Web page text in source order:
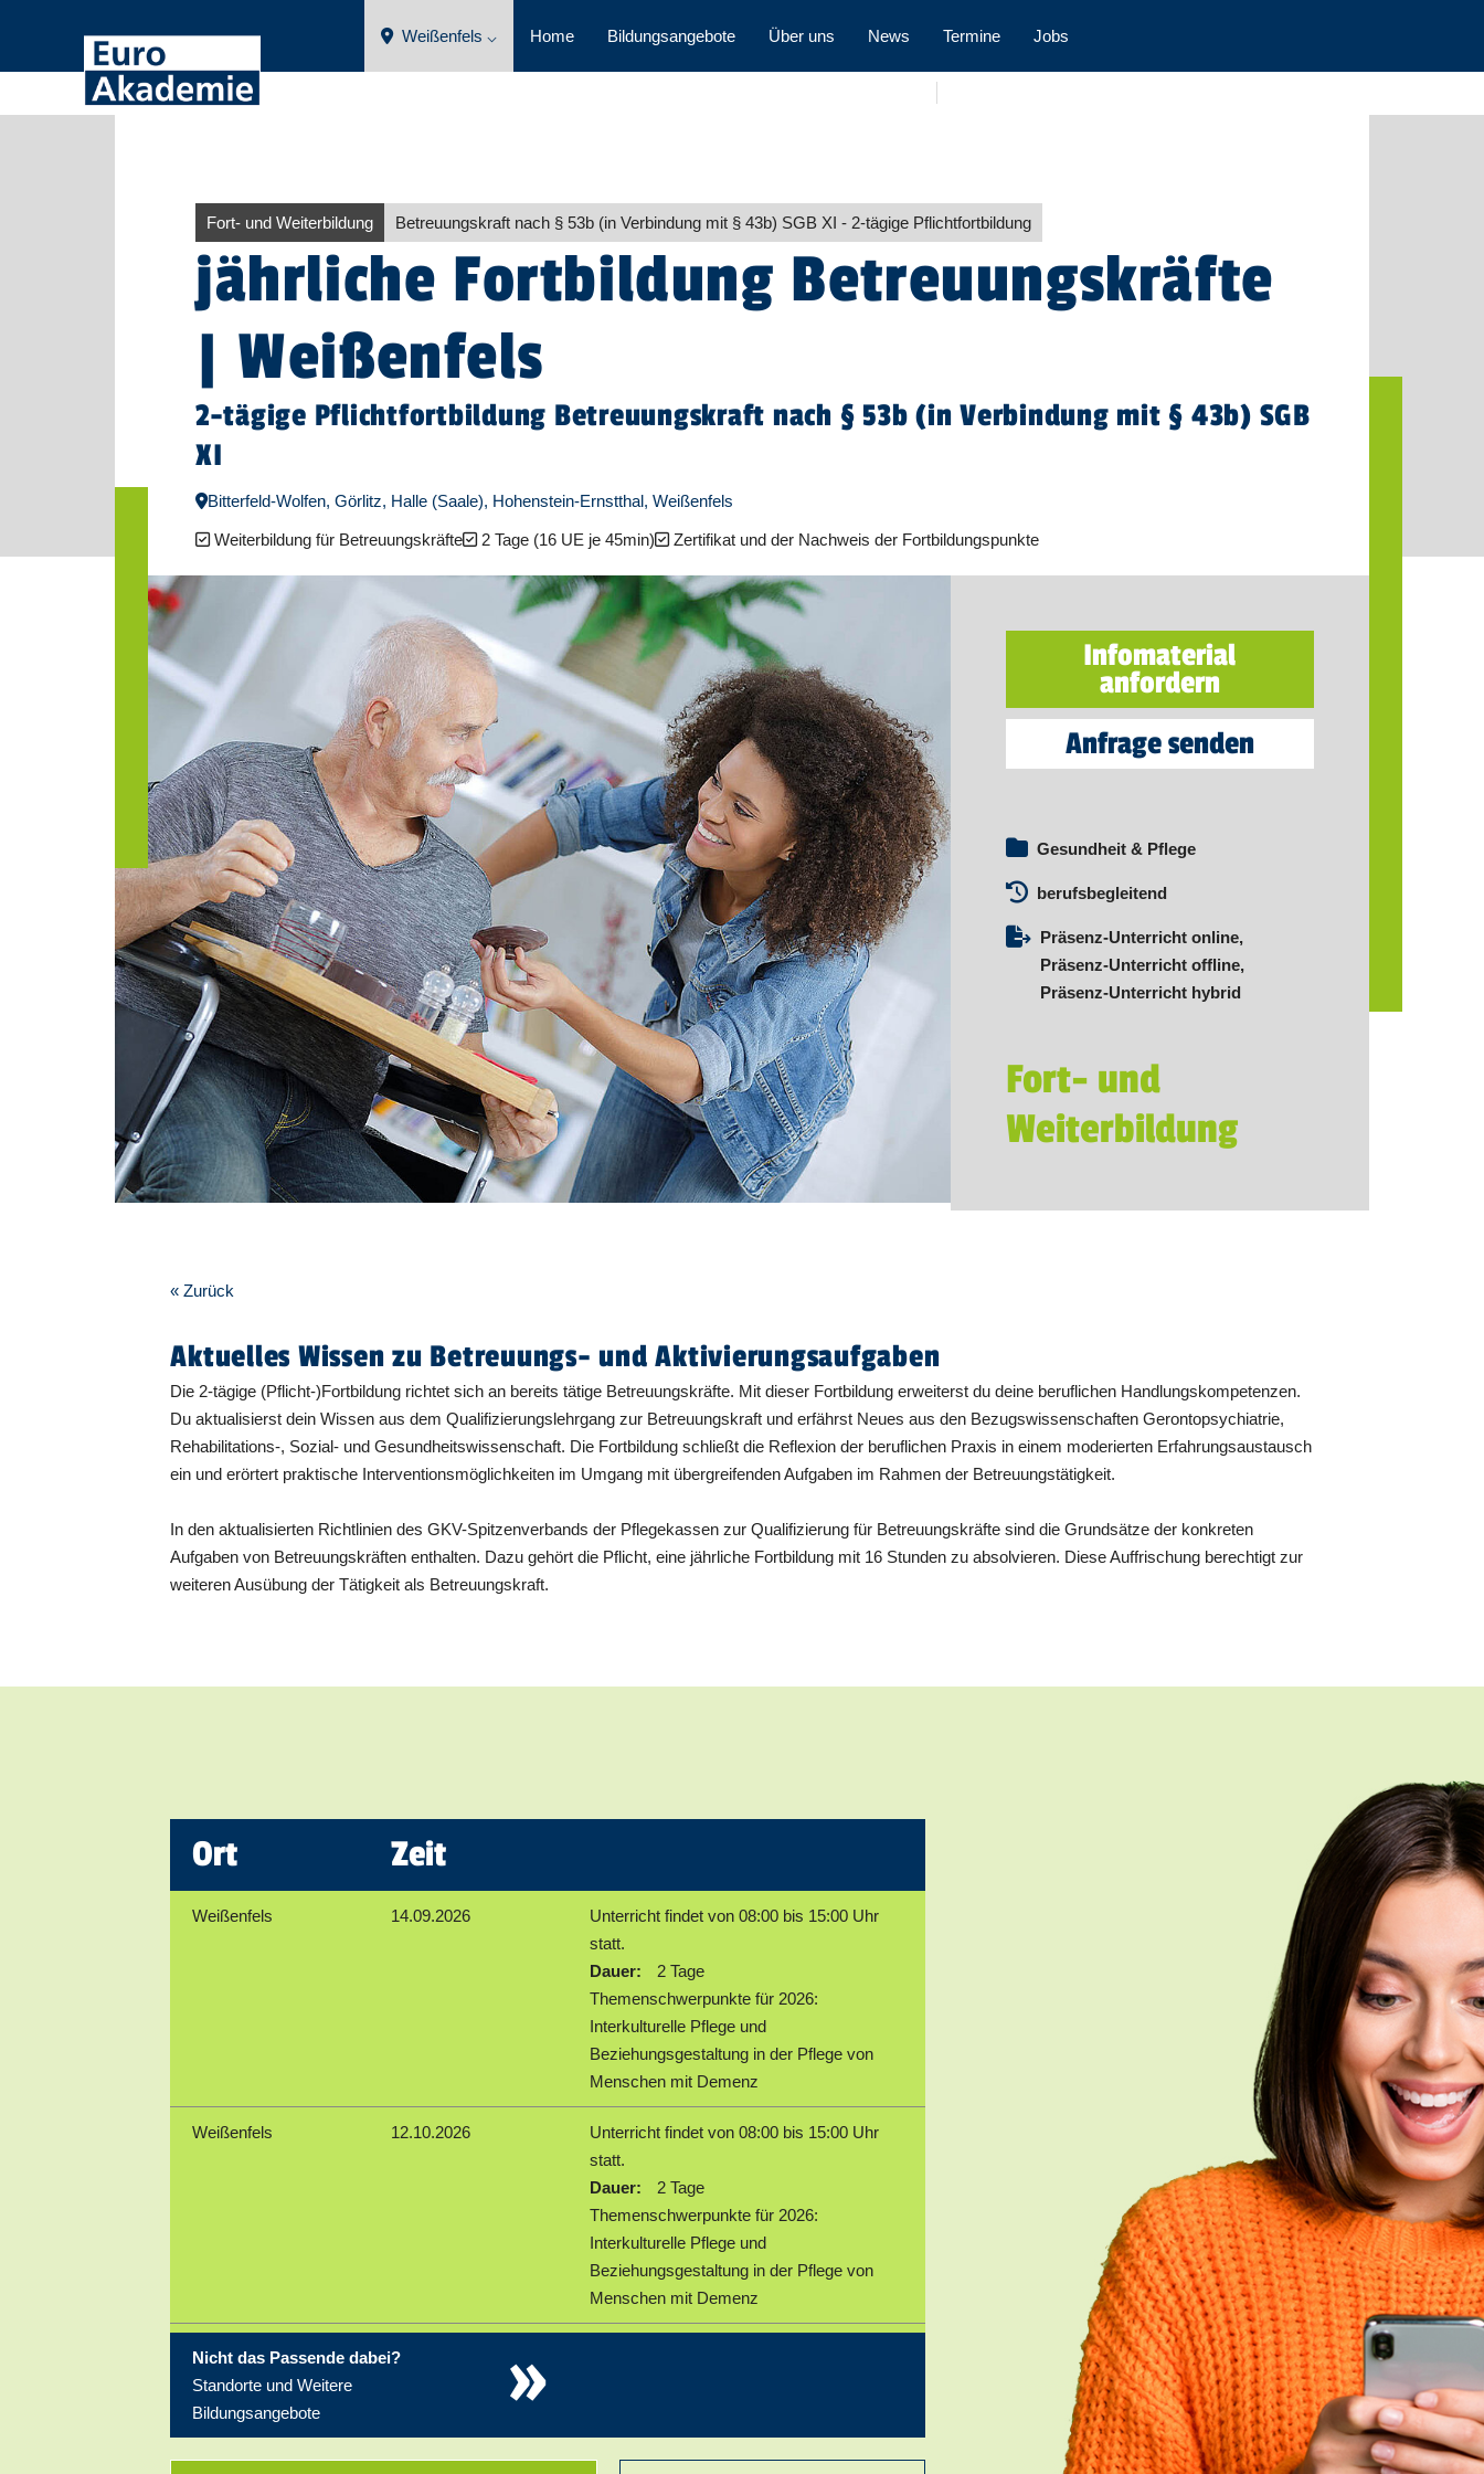
Weißenfels ⌵ Home Bildungsangebote Über uns News Termine Jobs
Fort- und Weiterbildung Betreuungskraft nach § 53b (in Verbindung mit § 43b) SGB XI - 2-tägige Pflichtfortbildung
jährliche Fortbildung Betreuungskräfte
| Weißenfels
2-tägige Pflichtfortbildung Betreuungskraft nach § 53b (in Verbindung mit § 43b) SGB
XI
Bitterfeld-Wolfen, Görlitz, Halle (Saale), Hohenstein-Ernstthal, Weißenfels
Weiterbildung für Betreuungskräfte 2 Tage (16 UE je 45min) Zertifikat und der Nachweis der Fortbildungspunkte
Infomaterial
anfordern
Anfrage senden
Gesundheit & Pflege
berufsbegleitend
Präsenz-Unterricht online,
Präsenz-Unterricht offline,
Präsenz-Unterricht hybrid
Fort- und
Weiterbildung
« Zurück
Aktuelles Wissen zu Betreuungs- und Aktivierungsaufgaben
Die 2-tägige (Pflicht-)Fortbildung richtet sich an bereits tätige Betreuungskräfte. Mit dieser Fortbildung erweiterst du deine beruflichen Handlungskompetenzen.
Du aktualisierst dein Wissen aus dem Qualifizierungslehrgang zur Betreuungskraft und erfährst Neues aus den Bezugswissenschaften Gerontopsychiatrie,
Rehabilitations-, Sozial- und Gesundheitswissenschaft. Die Fortbildung schließt die Reflexion der beruflichen Praxis in einem moderierten Erfahrungsaustausch
ein und erörtert praktische Interventionsmöglichkeiten im Umgang mit übergreifenden Aufgaben im Rahmen der Betreuungstätigkeit.
In den aktualisierten Richtlinien des GKV-Spitzenverbands der Pflegekassen zur Qualifizierung für Betreuungskräfte sind die Grundsätze der konkreten
Aufgaben von Betreuungskräften enthalten. Dazu gehört die Pflicht, eine jährliche Fortbildung mit 16 Stunden zu absolvieren. Diese Auffrischung berechtigt zur
weiteren Ausübung der Tätigkeit als Betreuungskraft.
Ort Zeit
Weißenfels 14.09.2026
Unterricht findet von 08:00 bis 15:00 Uhr
statt.
Dauer:
2 Tage
Themenschwerpunkte für 2026:
Interkulturelle Pflege und
Beziehungsgestaltung in der Pflege von
Menschen mit Demenz
Weißenfels 12.10.2026
Unterricht findet von 08:00 bis 15:00 Uhr
statt.
Dauer:
2 Tage
Themenschwerpunkte für 2026:
Interkulturelle Pflege und
Beziehungsgestaltung in der Pflege von
Menschen mit Demenz
Weißenfels 23.11.2026
Interkulturelle Pflege und
Nicht das Passende dabei?
Standorte und Weitere
Bildungsangebote
»